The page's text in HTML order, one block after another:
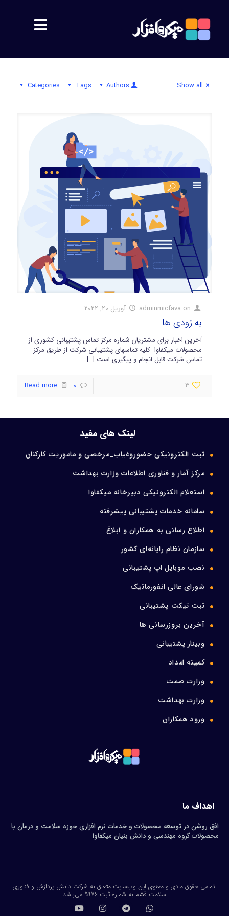
محصولات
سمیس
ورود اعضا
تماس با ما
Categories Tags Authors Show all
adminmicfava on آوریل 20, 2022
به زودی ها
آخرین اخبار برای مشتریان شماره مرکز تماس پشتیبانی کشوری از
محصولات میکفاوا کلیه تماسهای پشتیبانی شرکت از طریق مرکز
تماس شرکت قابل انجام و پیگیری است […]
3
0
Read more
لینک های مفید
ثبت الکترونیکی حضوروغیاب_مرخصی و ماموریت کارکنان
مرکز آمار و فناوری اطلاعات وزارت بهداشت
استعلام الکترونیکی دبیرخانه میکفاوا
سامانه خدمات پشتیبانی پیشرفته
اطلاع رسانی به همکاران و ابلاغ
سازمان نظام رایانه‌ای کشور
نصب موبایل اپ پشتیبانی
شورای عالی انفورماتیک
ثبت تیکت پشتیبانی
آخرین بروزرسانی ها
وبینار پشتیبانی
کمیته امداد
وزارت صمت
وزارت بهداشت
ورود همکاران
اهداف ما
افق روشن در توسعه محصولات و خدمات نرم افزاری حوزه سلامت و درمان با
محصولات گروه مهندسی و دانش بنیان میکفاوا
تمامی حقوق مادی و معنوی این وب‌سایت متعلق به شرکت دانش پردازش و فناوری
سلامت قشم به شماره ثبت 5976 می‌باشد.